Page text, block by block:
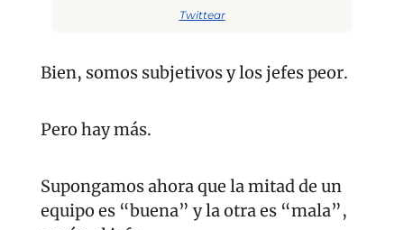
Twittear
Bien, somos subjetivos y los jefes peor.
Pero hay más.
Supongamos ahora que la mitad de un
equipo es “buena” y la otra es “mala”,